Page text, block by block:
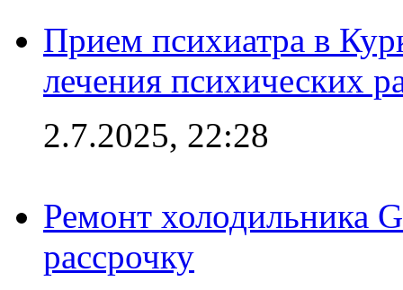
Прием психиатра в
лечения психических
2.7.2025, 22:28
Ремонт холодильника
рассрочку